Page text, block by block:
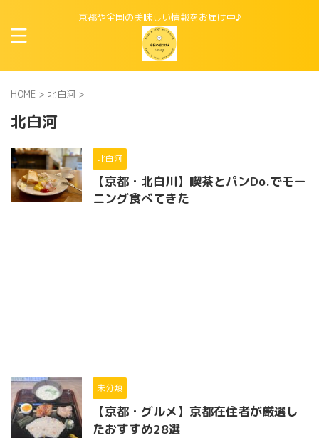
京都や全国の美味しい情報をお届け中♪
HOME > 北白河 >
北白河
北白河
【京都・北白川】喫茶とパンDo.でモー
ニング食べてきた
未分類
【京都・グルメ】京都在住者が厳選し
たおすすめ28選